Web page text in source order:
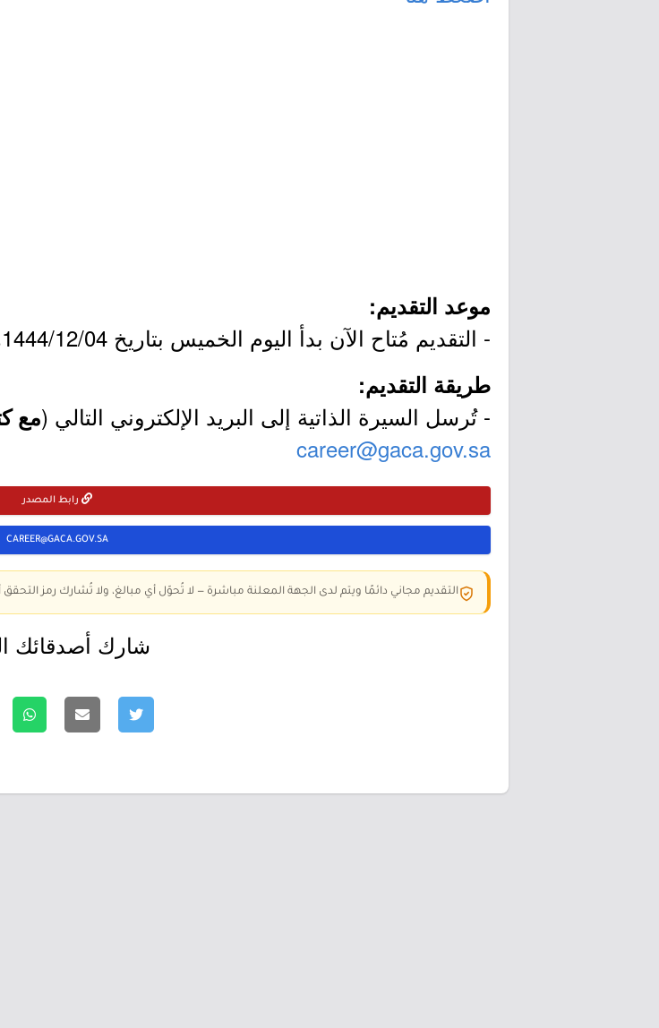
موعد التقديم:
- التقديم مُتاح الآن بدأ اليوم الخميس بتاريخ 1444/12/04هـ الموافق 2023/06/22م.
طريقة التقديم:
- تُرسل السيرة الذاتية إلى البريد الإلكتروني التالي (مع
career@gaca.gov.sa
رابط المصدر
CAREER@GACA.GOV.SA
التقديم مجاني دائمًا ويتم لدى الجهة المعلنة مباشرة — لا تُحوّل أي مبالغ، ولا تُشارك رمز
شارك أصدقائك